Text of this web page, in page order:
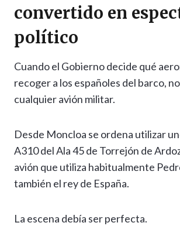
convertido en
político
Cuando el Gobierno decide qué
recoger a los españoles del barco,
cualquier avión militar.
Desde Moncloa se ordena utilizar
A310 del Ala 45 de Torrejón de
avión que utiliza habitualmente
también el rey de España.
La escena debía ser perfecta.